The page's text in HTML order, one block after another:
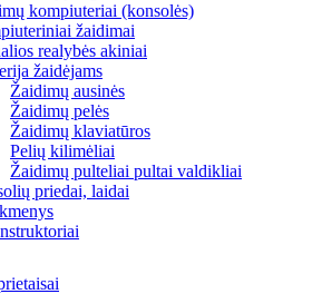
kompiuteriai (konsolės)
žaidimai
realybės akiniai
žaidėjams
Žaidimų ausinės
Žaidimų pelės
Žaidimų klaviatūros
Pelių kilimėliai
Žaidimų pulteliai pultai valdikliai
priedai, laidai